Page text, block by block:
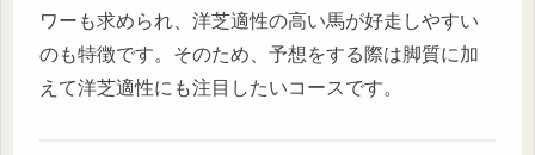
ワーも求められ、洋芝適性の高い馬が好走しやすい
のも特徴です。そのため、予想をする際は脚質に加
えて洋芝適性にも注目したいコースです。